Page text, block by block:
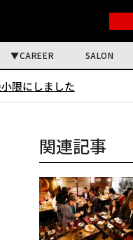
CAREER SALON
限にしました
関連記事